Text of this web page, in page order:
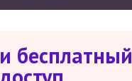
бесплатный